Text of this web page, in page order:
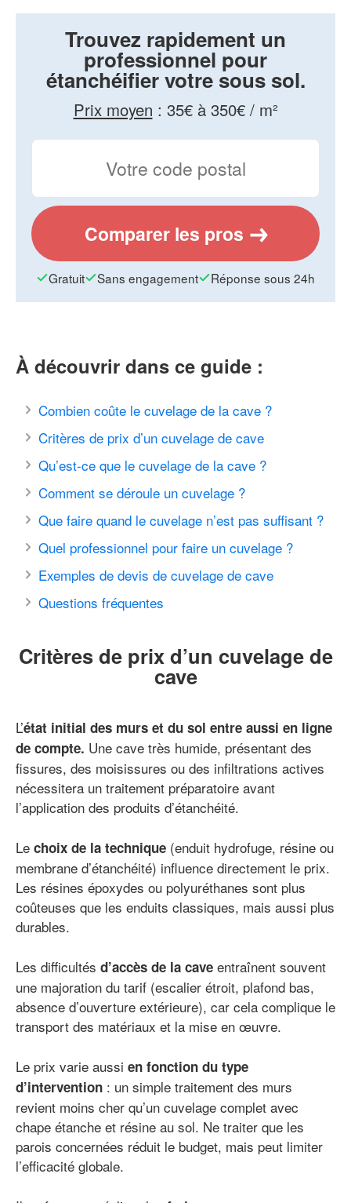
Trouvez rapidement un
professionnel pour
étanchéifier votre sous sol.
Prix moyen : 35€ à 350€ / m²
Comparer les pros
Gratuit Sans engagement Réponse sous 24h
À découvrir dans ce guide :
Combien coûte le cuvelage de la cave ?
Critères de prix d’un cuvelage de cave
Qu’est-ce que le cuvelage de la cave ?
Comment se déroule un cuvelage ?
Que faire quand le cuvelage n’est pas suffisant ?
Quel professionnel pour faire un cuvelage ?
Exemples de devis de cuvelage de cave
Questions fréquentes
Critères de prix d’un cuvelage de
cave
L’état initial des murs et du sol entre aussi en ligne
de compte. Une cave très humide, présentant des
fissures, des moisissures ou des infiltrations actives
nécessitera un traitement préparatoire avant
l’application des produits d’étanchéité.
Le choix de la technique (enduit hydrofuge, résine ou
membrane d’étanchéité) influence directement le prix.
Les résines époxydes ou polyuréthanes sont plus
coûteuses que les enduits classiques, mais aussi plus
durables.
Les difficultés d’accès de la cave entraînent souvent
une majoration du tarif (escalier étroit, plafond bas,
absence d’ouverture extérieure), car cela complique le
transport des matériaux et la mise en œuvre.
Le prix varie aussi en fonction du type
d’intervention : un simple traitement des murs
revient moins cher qu’un cuvelage complet avec
chape étanche et résine au sol. Ne traiter que les
parois concernées réduit le budget, mais peut limiter
l’efficacité globale.